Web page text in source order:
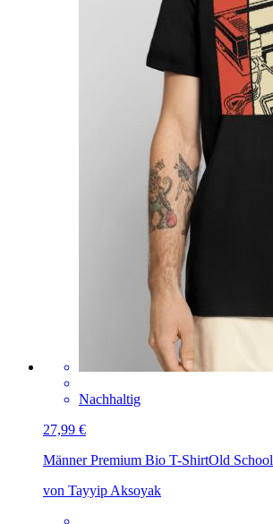
Nachhaltig
27,99 €
Männer Premium Bio T-ShirtOld School
von Tayyip Aksoyak